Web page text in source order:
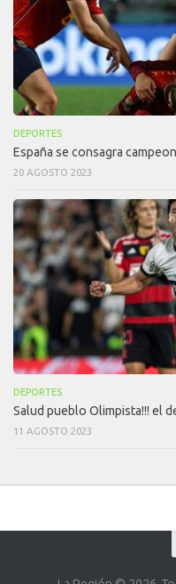
DEPORTES
España se consagra
20 AGOSTO 2023
DEPORTES
Salud pueblo Olimpista!!! el
11 AGOSTO 2023